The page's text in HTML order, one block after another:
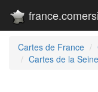
Cartes de France
Cartes de la